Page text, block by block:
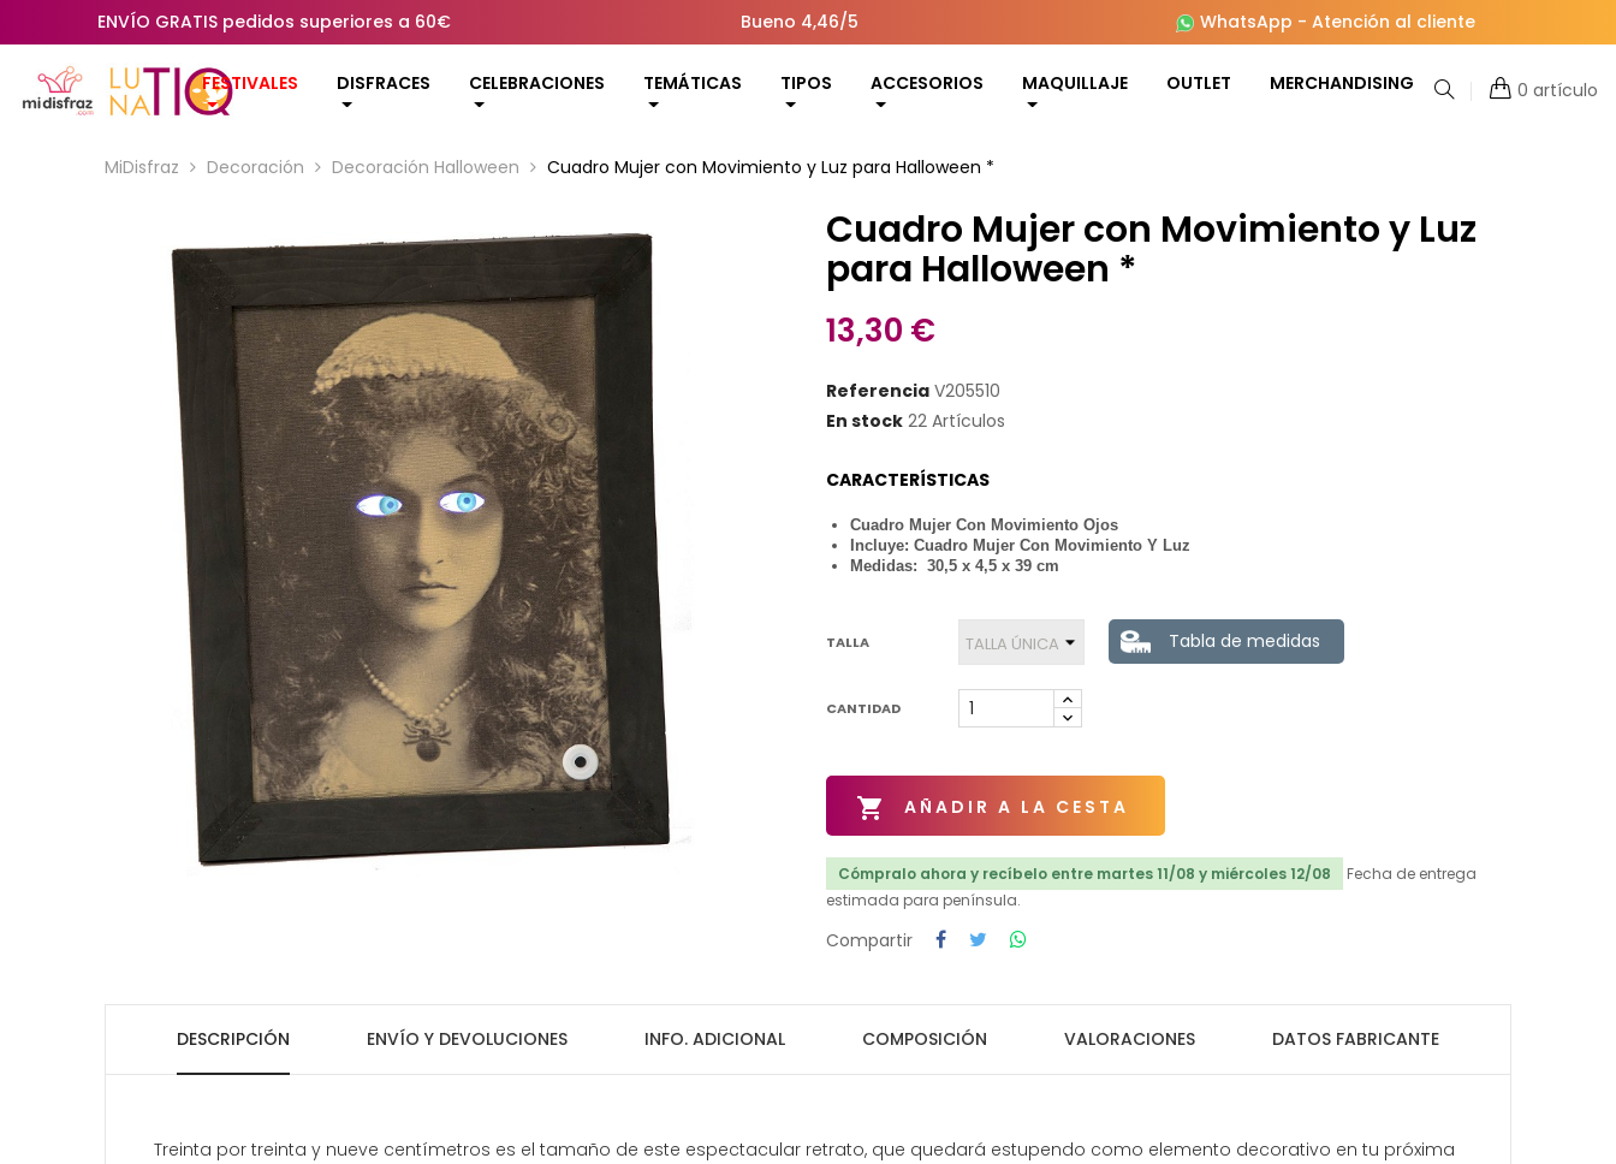
ENVÍO GRATIS pedidos superiores a 60€ Bueno 4,46/5 WhatsApp - Atención al cliente
FESTIVALES DISFRACES CELEBRACIONES TEMÁTICAS TIPOS ACCESORIOS MAQUILLAJE OUTLET MERCHANDISING 0 artículo
MiDisfraz Decoración Decoración Halloween Cuadro Mujer con Movimiento y Luz para Halloween *
Cuadro Mujer con Movimiento y Luz
para Halloween *
13,30 €
Referencia V205510
En stock 22 Artículos
CARACTERÍSTICAS
Cuadro Mujer Con Movimiento Ojos
Incluye: Cuadro Mujer Con Movimiento Y Luz
Medidas: 30,5 x 4,5 x 39 cm
TALLA Tabla de medidas
CANTIDAD
 AÑADIR A LA CESTA
Cómpralo ahora y recíbelo entre martes 11/08 y miércoles 12/08
Fecha de entrega
estimada para península.
Compartir
DESCRIPCIÓN ENVÍO Y DEVOLUCIONES INFO. ADICIONAL COMPOSICIÓN VALORACIONES DATOS FABRICANTE
Treinta por treinta y nueve centímetros es el tamaño de este espectacular retrato, que quedará estupendo como elemento decorativo en tu próxima